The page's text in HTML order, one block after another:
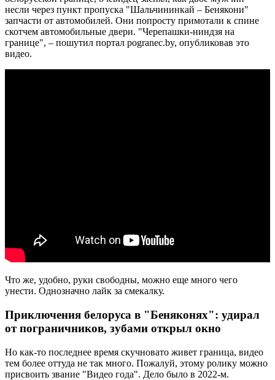
несли через пункт пропуска "Шальчининкай – Бенякони"
запчасти от автомобилей. Они попросту примотали к спине
скотчем автомобильные двери. "Черепашки-ниндзя на
границе", – пошутил портал pogranec.by, опубликовав это
видео.
Что же, удобно, руки свободны, можно еще много чего
унести. Однозначно лайк за смекалку.
Приключения белоруса в "Беняконях": удирал
от пограничников, зубами открыл окно
Но как-то последнее время скучновато живет граница, видео
тем более оттуда не так много. Пожалуй, этому ролику можно
присвоить звание "Видео года". Дело было в 2022-м.